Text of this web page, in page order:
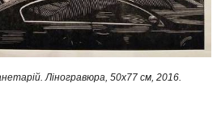
Ліногравюра, 50x77 см, 2016.